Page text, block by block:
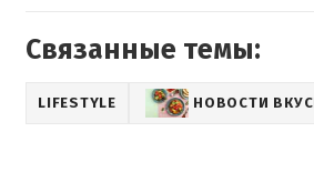
Связанные темы:
LIFESTYLE НОВОСТИ